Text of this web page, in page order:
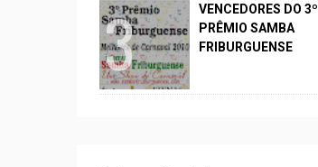
VENCEDORES DO 3º
PRÊMIO SAMBA
FRIBURGUENSE